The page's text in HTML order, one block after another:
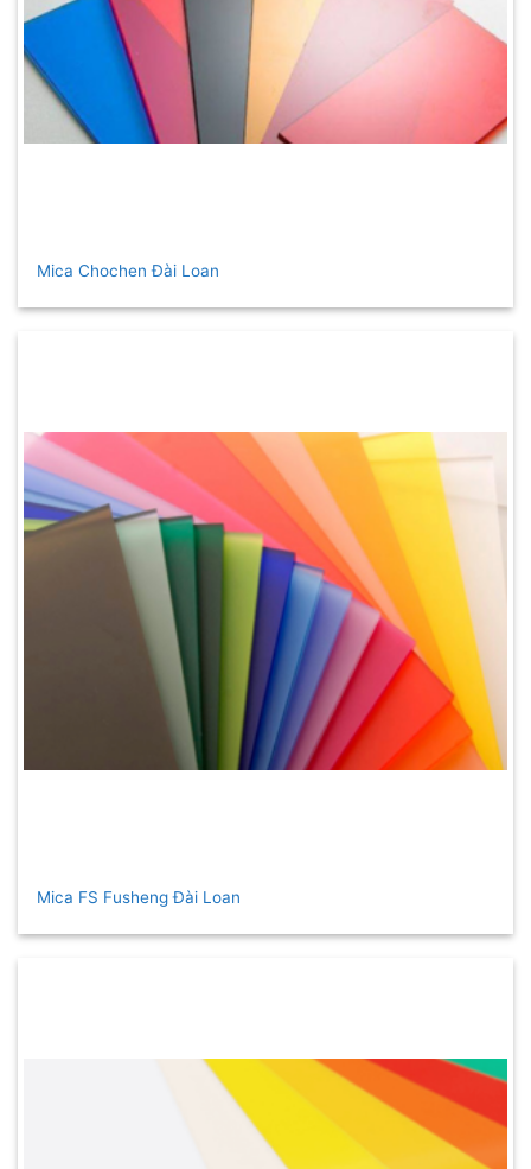
Mica Chochen Đài Loan
Mica FS Fusheng Đài Loan